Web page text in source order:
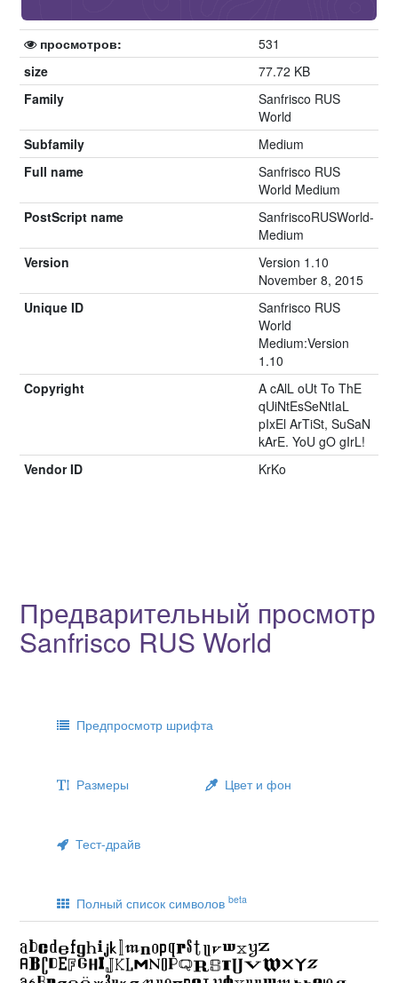
просмотров:
531
size
77.72 KB
Family
Sanfrisco RUS
World
Subfamily
Medium
Full name
Sanfrisco RUS
World Medium
PostScript name
SanfriscoRUSWorld-
Medium
Version
Version 1.10
November 8, 2015
Unique ID
Sanfrisco RUS
World
Medium:Version
1.10
Copyright
A cAlL oUt To ThE
qUiNtEsSeNtIaL
pIxEl ArTiSt, SuSaN
kArE. YoU gO gIrL!
Vendor ID
KrKo
Предварительный просмотр
Sanfrisco RUS World
Предпросмотр шрифта
Размеры Цвет и фон
Тест-драйв
Полный список символов beta